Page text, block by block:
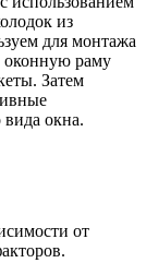
из
для монтажа
раму
Затем
вида окна.
от